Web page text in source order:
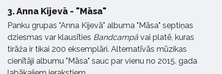
3.Anna Kijevā - "Māsa"
Panku grupas "Anna Kijevā" albuma "Māsa" septiņas
dziesmas var klausīties Bandcampā vai platē, kuras
tirāža ir tikai 200 eksemplāri. Alternatīvās mūzikas
cienītāji albumu "Māsa" sauc par vienu no 2015. gada